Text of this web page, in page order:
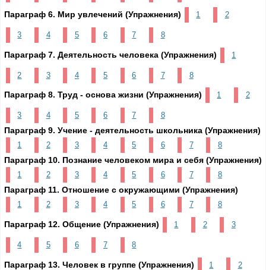
Параграф 6. Мир увлечений (Упражнения) 1 2
3 4 5 6 7 8
Параграф 7. Деятельность человека (Упражнения) 1
2 3 4 5 6 7 8
Параграф 8. Труд - основа жизни (Упражнения) 1 2
3 4 5 6 7 8
Параграф 9. Учение - деятельность школьника (Упражнения)
1 2 3 4 5 6 7 8
Параграф 10. Познание человеком мира и себя (Упражнения)
1 2 3 4 5 6 7 8
Параграф 11. Отношение с окружающими (Упражнения)
1 2 3 4 5 6 7 8
Параграф 12. Общение (Упражнения) 1 2 3
4 5 6 7 8
Параграф 13. Человек в группе (Упражнения) 1 2